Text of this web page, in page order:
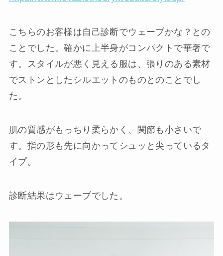
こちらのお客様は自己診断でウェーブかな？との
ことでした。確かに上半身がコンパクトで華奢で
す。スタイルが悪く見える服は、張りのある素材
でストンとしたシルエットのものとのことでし
た。
肌の質感がもっちり柔らかく、関節も小さいで
す。指の形も先に向かってシュッと尖っているタ
イプ。
診断結果はウェーブでした。